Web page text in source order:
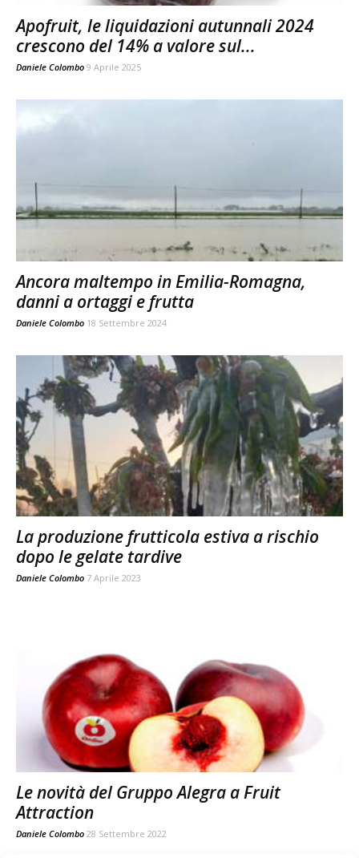
Apofruit, le liquidazioni autunnali 2024
crescono del 14% a valore sul...
Daniele Colombo 9 Aprile 2025
Ancora maltempo in Emilia-Romagna,
danni a ortaggi e frutta
Daniele Colombo 18 Settembre 2024
La produzione frutticola estiva a rischio
dopo le gelate tardive
Daniele Colombo 7 Aprile 2023
Le novità del Gruppo Alegra a Fruit
Attraction
Daniele Colombo 28 Settembre 2022